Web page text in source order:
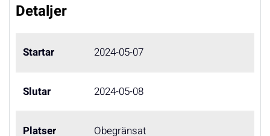
Detaljer
Startar 2024-05-07
Slutar 2024-05-08
Platser Obegränsat